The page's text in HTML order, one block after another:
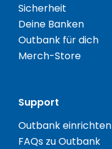
Sicherheit
Deine Banken
Outbank für dich
Merch-Store
Support
Outbank einrichten
FAQs zu Outbank